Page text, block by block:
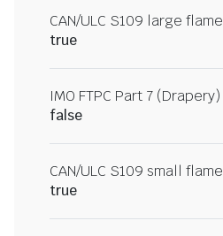
CAN/ULC S109 large flame
true
IMO FTPC Part 7 (Drapery)
false
CAN/ULC S109 small flame
true